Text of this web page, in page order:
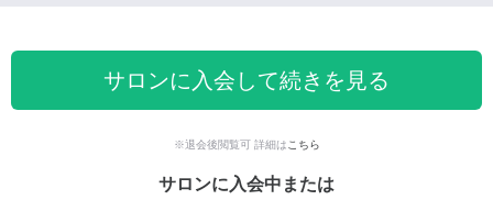
サロンに入会して続きを見る
※退会後閲覧可 詳細は こちら
サロンに入会中または